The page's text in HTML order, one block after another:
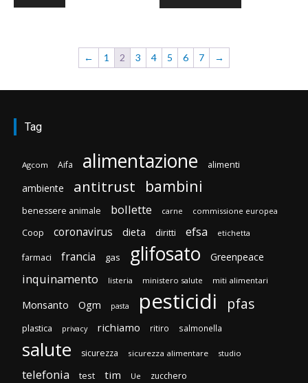
← 1 2 3 4 5 6 7 →
Tag
Agcom Aifa alimentazione alimenti
ambiente antitrust bambini
benessere animale bollette carne commissione europea
Coop coronavirus dieta diritti efsa etichetta
farmaci francia gas glifosato Greenpeace
inquinamento listeria ministero salute miti alimentari
Monsanto Ogm pasta pesticidi pfas
plastica privacy richiamo ritiro salmonella
salute sicurezza sicurezza alimentare studio
telefonia test tim Ue zucchero